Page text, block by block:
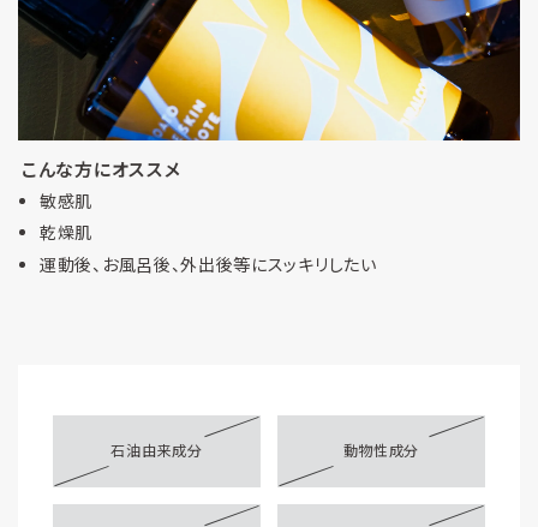
こんな方にオススメ
敏感肌
乾燥肌
運動後、お風呂後、外出後等にスッキリしたい
石油由来成分 動物性成分